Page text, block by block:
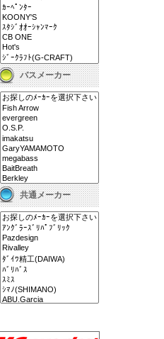
バスメーカー
共通メーカー